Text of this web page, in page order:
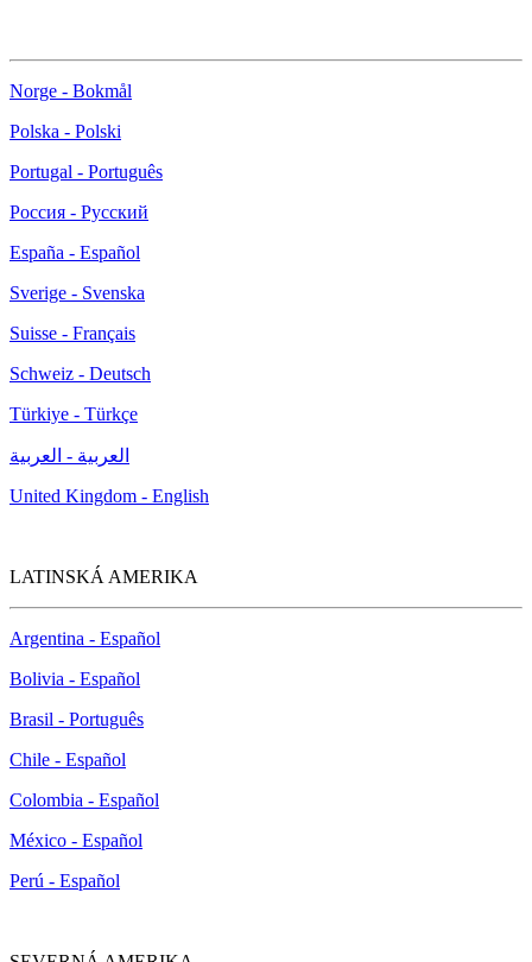
Norge - Bokmål
Polska - Polski
Portugal - Português
Россия - Русский
España - Español
Sverige - Svenska
Suisse - Français
Schweiz - Deutsch
Türkiye - Türkçe
العربية - العربية
United Kingdom - English
LATINSKÁ AMERIKA
Argentina - Español
Bolivia - Español
Brasil - Português
Chile - Español
Colombia - Español
México - Español
Perú - Español